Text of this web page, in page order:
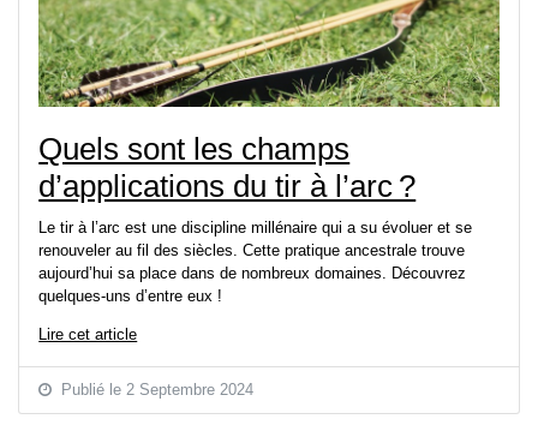
Quels sont les champs
d’applications du tir à l’arc ?
Le tir à l’arc est une discipline millénaire qui a su évoluer et se
renouveler au fil des siècles. Cette pratique ancestrale trouve
aujourd’hui sa place dans de nombreux domaines. Découvrez
quelques-uns d’entre eux !
Lire cet article
Publié le 2 Septembre 2024